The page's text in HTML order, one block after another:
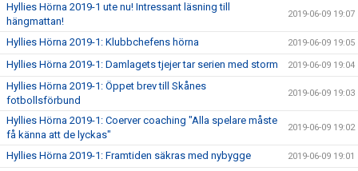
Hyllies Hörna 2019-1 ute nu! Intressant läsning till
hängmattan!
2019-06-09 19:07
Hyllies Hörna 2019-1: Klubbchefens hörna 2019-06-09 19:05
Hyllies Hörna 2019-1: Damlagets tjejer tar serien med storm 2019-06-09 19:04
Hyllies Hörna 2019-1: Öppet brev till Skånes
fotbollsförbund
2019-06-09 19:03
Hyllies Hörna 2019-1: Coerver coaching "Alla spelare måste
få känna att de lyckas"
2019-06-09 19:02
Hyllies Hörna 2019-1: Framtiden säkras med nybygge 2019-06-09 19:01